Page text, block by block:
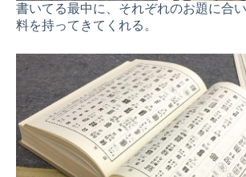
書いてる最中に、それぞれのお題に合
料を持ってきてくれる。